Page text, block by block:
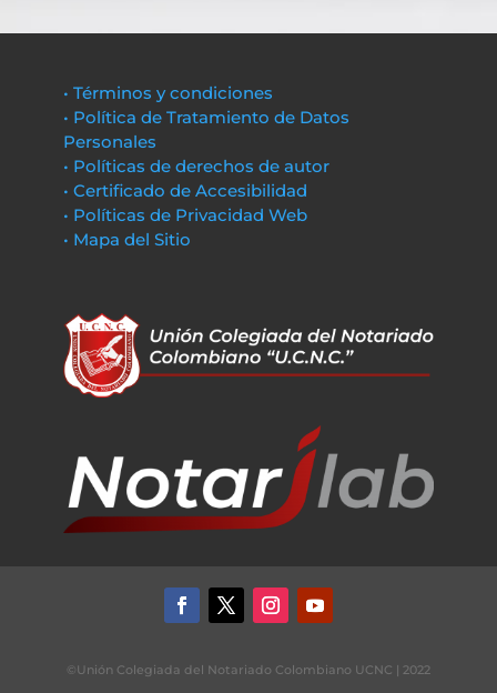
• Términos y condiciones
• Política de Tratamiento de Datos
Personales
• Políticas de derechos de autor
• Certificado de Accesibilidad
• Políticas de Privacidad Web
• Mapa del Sitio
©Unión Colegiada del Notariado Colombiano UCNC | 2022